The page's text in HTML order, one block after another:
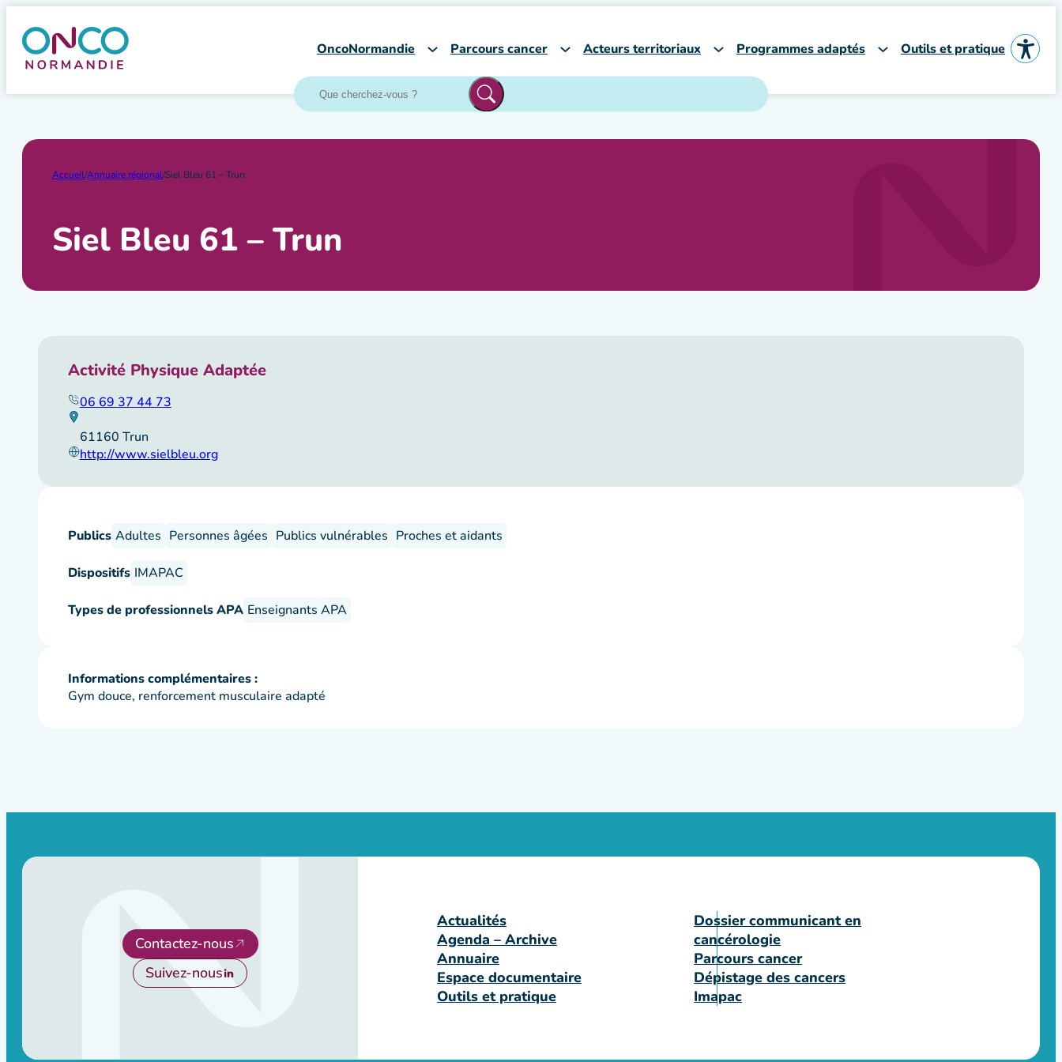
contenu
OncoNormandie Parcours cancer Acteurs territoriaux Programmes adaptés Outils et pratique
Accueil/Annuaire régional/Siel Bleu 61 – Trun
Siel Bleu 61 – Trun
Activité Physique Adaptée
06 69 37 44 73
61160 Trun
http://www.sielbleu.org
Publics Adultes Personnes âgées Publics vulnérables Proches et aidants
Dispositifs IMAPAC
Types de professionnels APA Enseignants APA
Informations complémentaires :
Gym douce, renforcement musculaire adapté
Contactez-nous
Suivez-nous
Actualités
Agenda – Archive
Annuaire
Espace documentaire
Outils et pratique
Dossier communicant en
cancérologie
Parcours cancer
Dépistage des cancers
Imapac